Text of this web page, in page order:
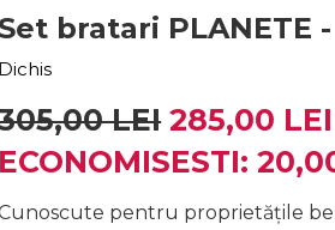
Set bratari
Dichis
LEI 285,00 LEI
ECONOMISESTI:
pentru proprietățile